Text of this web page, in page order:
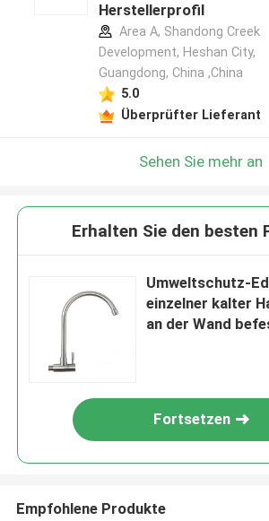
Herstellerprofil
Area A, Shandong Creek
Development, Heshan City,
Guangdong, China ,China
5.0
Überprüfter Lieferant
Sehen Sie mehr an
Erhalten Sie den besten
Umweltschutz-
einzelner kalter
an der Wand
Fortsetzen
Empfohlene Produkte